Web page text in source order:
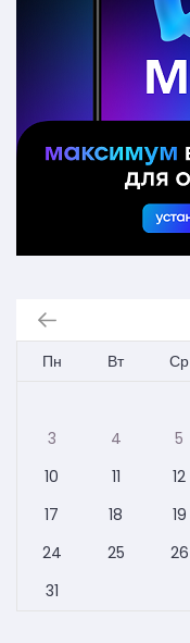
Пн
Вт Ср
3
4 5
10
11 12
17
18 19
24
25 26
31